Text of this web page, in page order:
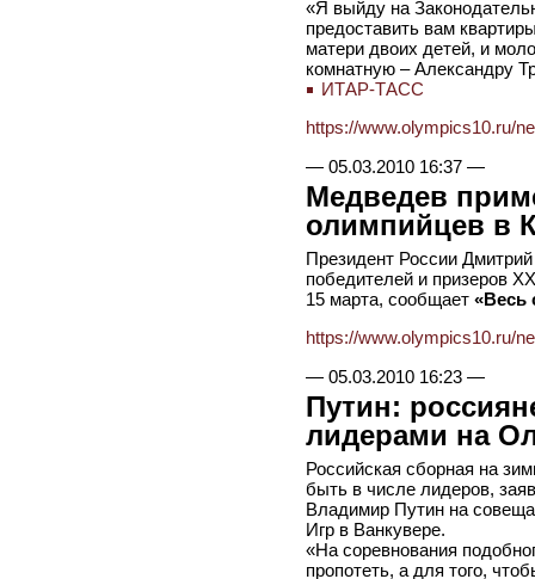
«Я выйду на
предоставить вам
матери двоих детей, и
комнатную – Александру
ИТАР-ТАСС
https://www.olympics10.ru/
— 05.03.2010 16:37—
Медведев
олимпийцев в
Президент России
победителей и призеров
15 марта, сообщает «Весь
https://www.olympics10.ru/
— 05.03.2010 16:23—
Путин:
лидерами на
Российская сборная на
быть в числе лидеров,
Владимир Путин на
Игр в Ванкувере.
«На соревнования
пропотеть, а для того,